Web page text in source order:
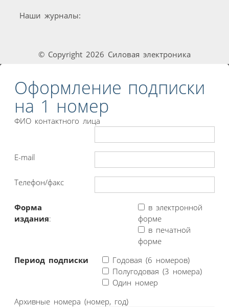
Наши журналы:
© Copyright 2026 Силовая электроника
Оформление подписки
на 1 номер
ФИО контактного лица
E-mail
Телефон/факс
Форма
издания:
в электронной
форме
в печатной
форме
Период подписки
Годовая (6 номеров)
Полугодовая (3 номера)
Один номер
Архивные номера (номер, год)